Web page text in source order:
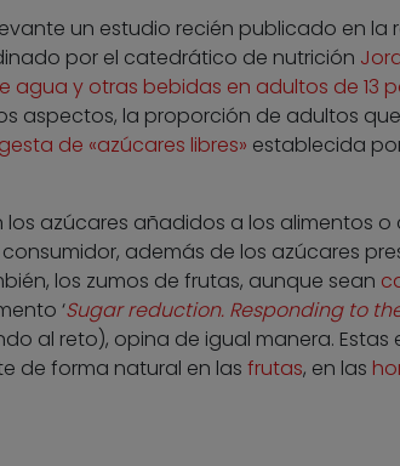
un estudio recién publicado en la
por el catedrático de nutrición
agua y otras bebidas en adultos de 13
aspectos, la proporción de adultos
de «azúcares libres» establecida
los azúcares añadidos a los alimentos
además de los azúcares
los zumos de frutas, aunque sean
‘Sugar reduction. Responding to
al reto), opina de igual manera. Estas
de forma natural en las frutas, en las